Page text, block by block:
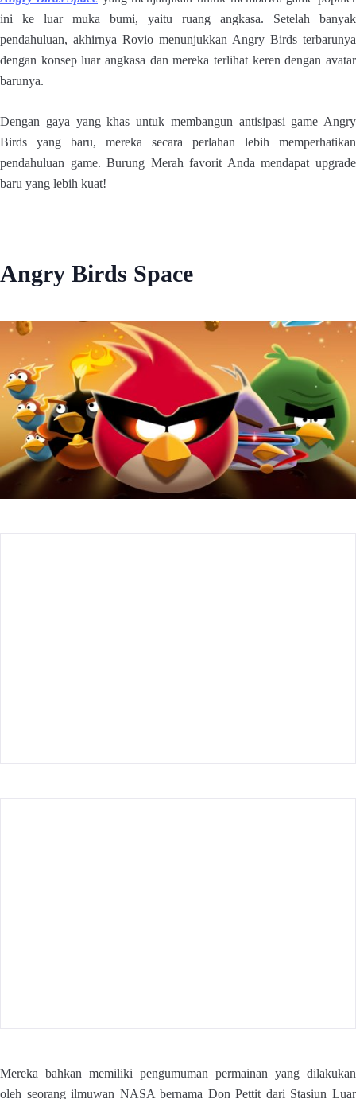
ini ke luar muka bumi, yaitu ruang angkasa. Setelah banyak
pendahuluan, akhirnya Rovio menunjukkan Angry Birds terbarunya
dengan konsep luar angkasa dan mereka terlihat keren dengan avatar
barunya.
Dengan gaya yang khas untuk membangun antisipasi game Angry
Birds yang baru, mereka secara perlahan lebih memperhatikan
pendahuluan game. Burung Merah favorit Anda mendapat upgrade
baru yang lebih kuat!
Angry Birds Space
Mereka bahkan memiliki pengumuman permainan yang dilakukan
oleh seorang ilmuwan NASA bernama Don Pettit dari Stasiun Luar